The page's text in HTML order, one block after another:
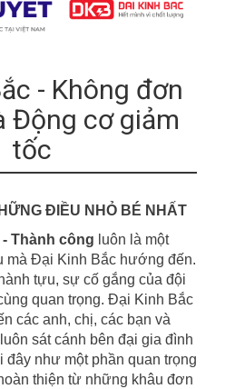
- Không đơn
Động cơ giảm
tốc
ĐIỀU NHỎ BÉ NHẤT
Thành công luôn là một
mà Đại Kinh Bắc hướng đến.
tựu, sự cố gắng của đội
quan trọng. Đại Kinh Bắc
các anh, chị, các bạn và
sát cánh bên đại gia đình
đây như một phần quan trọng
thiện từ những khâu đơn